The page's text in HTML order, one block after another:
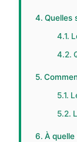
Quelles
À